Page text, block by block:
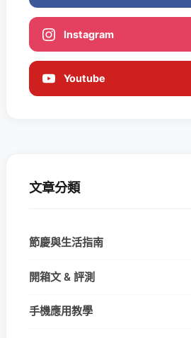
Instagram
Youtube
文章分類
節慶與生活指南
開箱文 & 評測
手機應用教學